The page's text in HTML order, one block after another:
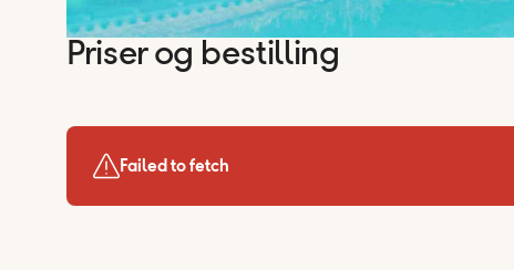
Priser og bestilling
Failed to fetch